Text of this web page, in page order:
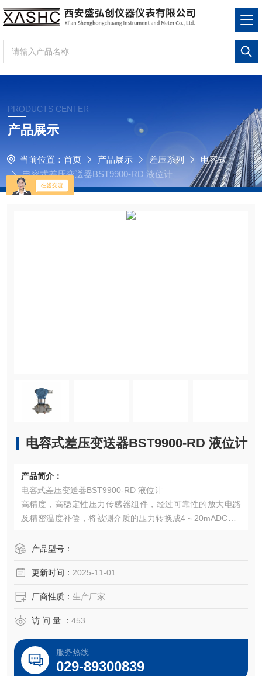
PRODUCTS CENTER
产品展示
当前位置： 首页 产品展示 差压系列
电容式
电容式差压变送器BST9900-RD 液位计
电容式差压变送器BST9900-RD 液位计
产品简介：
电容式差压变送器BST9900-RD 液位计
高精度，高稳定性压力传感器组件，经过可靠性的放大电路
及精密温度补偿，将被测介质的压力转换成4～20mADC、0
感器、封装技术以及*的装配工艺确保了该产品的优异质量和
产品型号：
更新时间： 2025-11-01
厂商性质： 生产厂家
访 问 量 ： 453
服务热线
029-89300839